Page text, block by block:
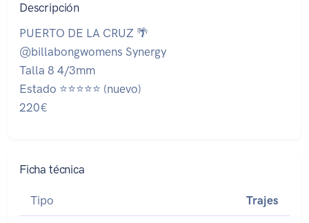
Descripción
PUERTO DE LA CRUZ 🌴
@billabongwomens Synergy
Talla 8 4/3mm
Estado ⭐⭐⭐⭐⭐ (nuevo)
220€
Ficha técnica
Tipo Trajes